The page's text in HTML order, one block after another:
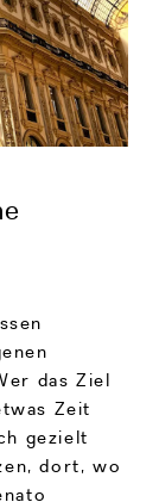
das Ziel
Zeit
gezielt
dort, wo